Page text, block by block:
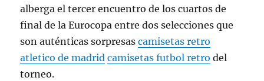
alberga el tercer encuentro de los cuartos de
final de la Eurocopa entre dos selecciones que
son auténticas sorpresascamisetas retro
atletico de madrid camisetas futbol retro del
torneo.